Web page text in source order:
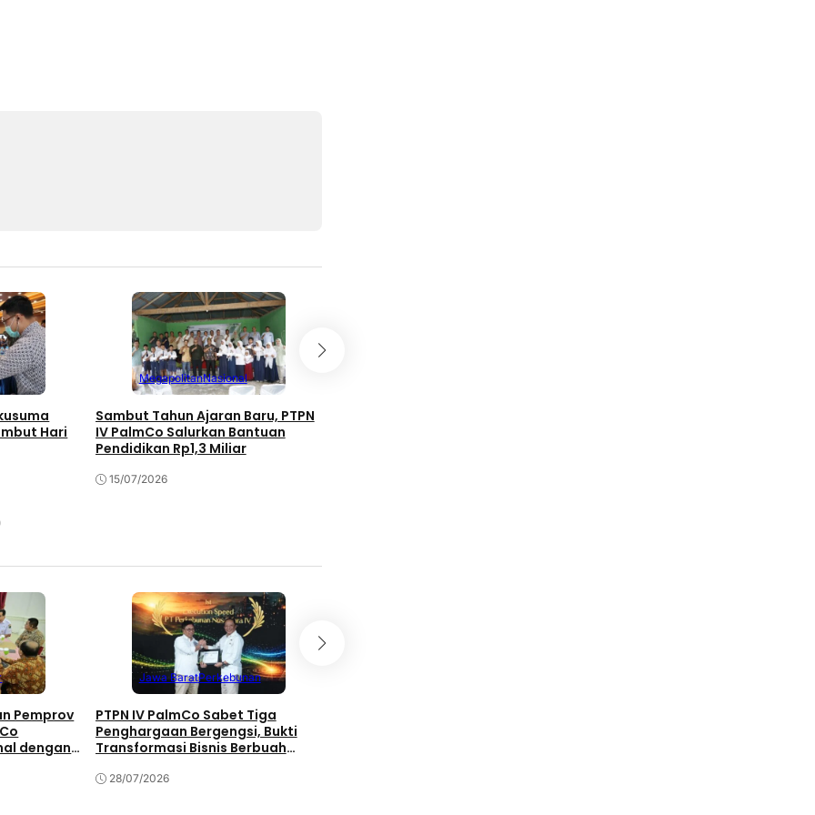
Hari
MegapolitanNasional
Sambut Tahun Ajaran Baru, PTPN
IV PalmCo Salurkan Bantuan
Pendidikan Rp1,3 Miliar
15/07/2026
Pemprov
dengan
Jawa BaratPerkebunan
PTPN IV PalmCo Sabet Tiga
Penghargaan Bergengsi, Bukti
Transformasi Bisnis Berbuah
28/07/2026